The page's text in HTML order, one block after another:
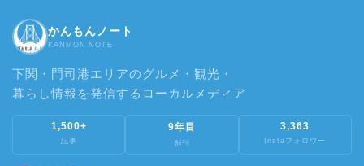
かんもんノート
KANMON NOTE
下関・門司港エリアのグルメ・観光・
暮らし情報を発信するローカルメディア
1,500+
記事
9年目
創刊
3,363
Instaフォロワー